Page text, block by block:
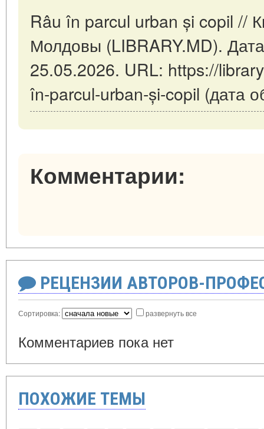
Râu în parcul urban și copil //
Молдовы (LIBRARY.MD).
25.05.2026. URL: https://
în-parcul-urban-și-copil (дата
Комментарии:
РЕЦЕНЗИИ АВТОРОВ-
Сортировка: развернуть все
Комментариев пока нет
ПОХОЖИЕ ТЕМЫ